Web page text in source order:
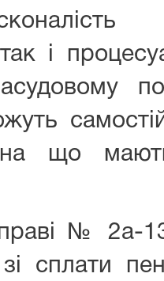
так і
на що
№ 2а-
зі сплати